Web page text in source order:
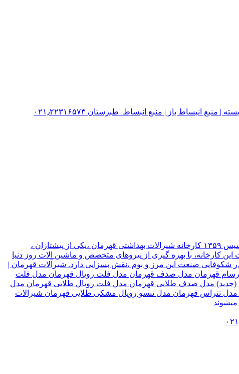
انبساط باز | منبع انبساط طبرستان ۰۲۱٫۲۲۳۱۶۵۷۳
شیرآلات قهرمان نوع سازمان شرکت موقعیت تهران, تهران نام مدیر قهرمان نیک جو سال تاسیس ۱۳۵۹ کارخانه شیرالات بهداشتی قهرمان ،یکی از پیشتازان ،
کارخانه، با بهره گیری از نیروهای متخصص و ماشین الات روز دنیا
از ۳۰ کشور جهان صادر میکند، که این امر ،در شکوفایی صنعت این مرز و بوم ،نقش بسزایی دارد. شیرآلات قهرمان |
برسام قهرمان مدل صدف قهرمان مدل فلت رویال قهرمان مدل فلت
(جدید) مدل صدف طلایی قهرمان مدل فلت رویال طلایی قهرمان مدل
تتراس قهرمان مدل تنسو رویال مشکی طلایی قهرمان شیرالات